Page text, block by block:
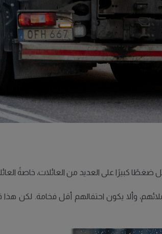
ضغطًا كبيرًا على العديد من العائلات، خاصةً
وألا يكون احتفالهم أقل فخامة. لكن